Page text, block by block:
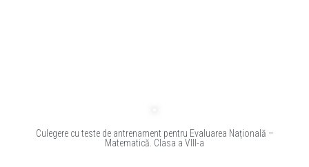
Culegere cu teste de antrenament pentru Evaluarea Națională –
Matematică. Clasa a VIII-a